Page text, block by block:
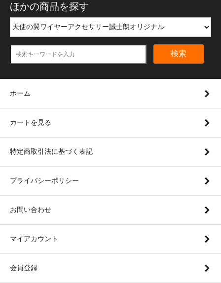
ほかの商品を探す
検索
ホーム
カートを見る
特定商取引法に基づく表記
プライバシーポリシー
お問い合わせ
マイアカウント
会員登録